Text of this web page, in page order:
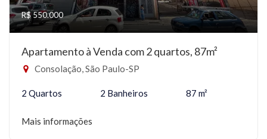
R$ 550.000
Apartamento à Venda com 2 quartos, 87m²
Consolação, São Paulo-SP
2 Quartos 2 Banheiros 87 m²
Mais informações